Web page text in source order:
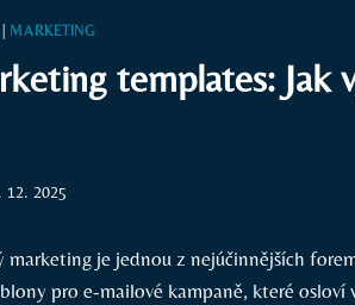
MARKETING
templates: Jak
12. 2025
marketing je jednou z nejúčinnějších
pro e-mailové kampaně, které osloví